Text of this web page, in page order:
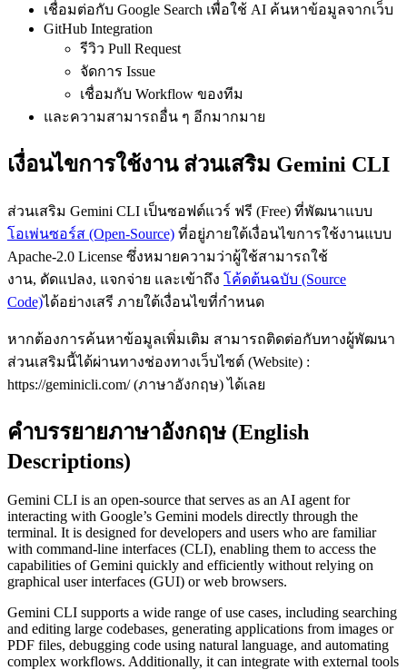
เชื่อมต่อกับ Google Search เพื่อใช้ AI ค้นหาข้อมูลจากเว็บ
GitHub Integration
รีวิว Pull Request
จัดการ Issue
เชื่อมกับ Workflow ของทีม
และความสามารถอื่น ๆ อีกมากมาย
เงื่อนไขการใช้งาน ส่วนเสริม Gemini CLI
ส่วนเสริม Gemini CLI เป็นซอฟต์แวร์ ฟรี (Free) ที่พัฒนาแบบ
โอเพ่นซอร์ส (Open-Source) ที่อยู่ภายใต้เงื่อนไขการใช้งานแบบ
Apache-2.0 License ซึ่งหมายความว่าผู้ใช้สามารถใช้
งาน, ดัดแปลง, แจกจ่าย และเข้าถึง โค้ดต้นฉบับ (Source
Code)ได้อย่างเสรี ภายใต้เงื่อนไขที่กำหนด
หากต้องการค้นหาข้อมูลเพิ่มเติม สามารถติดต่อกับทางผู้พัฒนา
ส่วนเสริมนี้ได้ผ่านทางช่องทางเว็บไซต์ (Website) :
https://geminicli.com/ (ภาษาอังกฤษ) ได้เลย
คำบรรยายภาษาอังกฤษ (English
Descriptions)
Gemini CLI is an open-source that serves as an AI agent for
interacting with Google’s Gemini models directly through the
terminal. It is designed for developers and users who are familiar
with command-line interfaces (CLI), enabling them to access the
capabilities of Gemini quickly and efficiently without relying on
graphical user interfaces (GUI) or web browsers.
Gemini CLI supports a wide range of use cases, including searching
and editing large codebases, generating applications from images or
PDF files, debugging code using natural language, and automating
complex workflows. Additionally, it can integrate with external tools